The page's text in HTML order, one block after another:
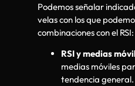
Podemos señalar
velas con los que
combinaciones con el RSI:
RSI y medias
medias móviles
tendencia general.